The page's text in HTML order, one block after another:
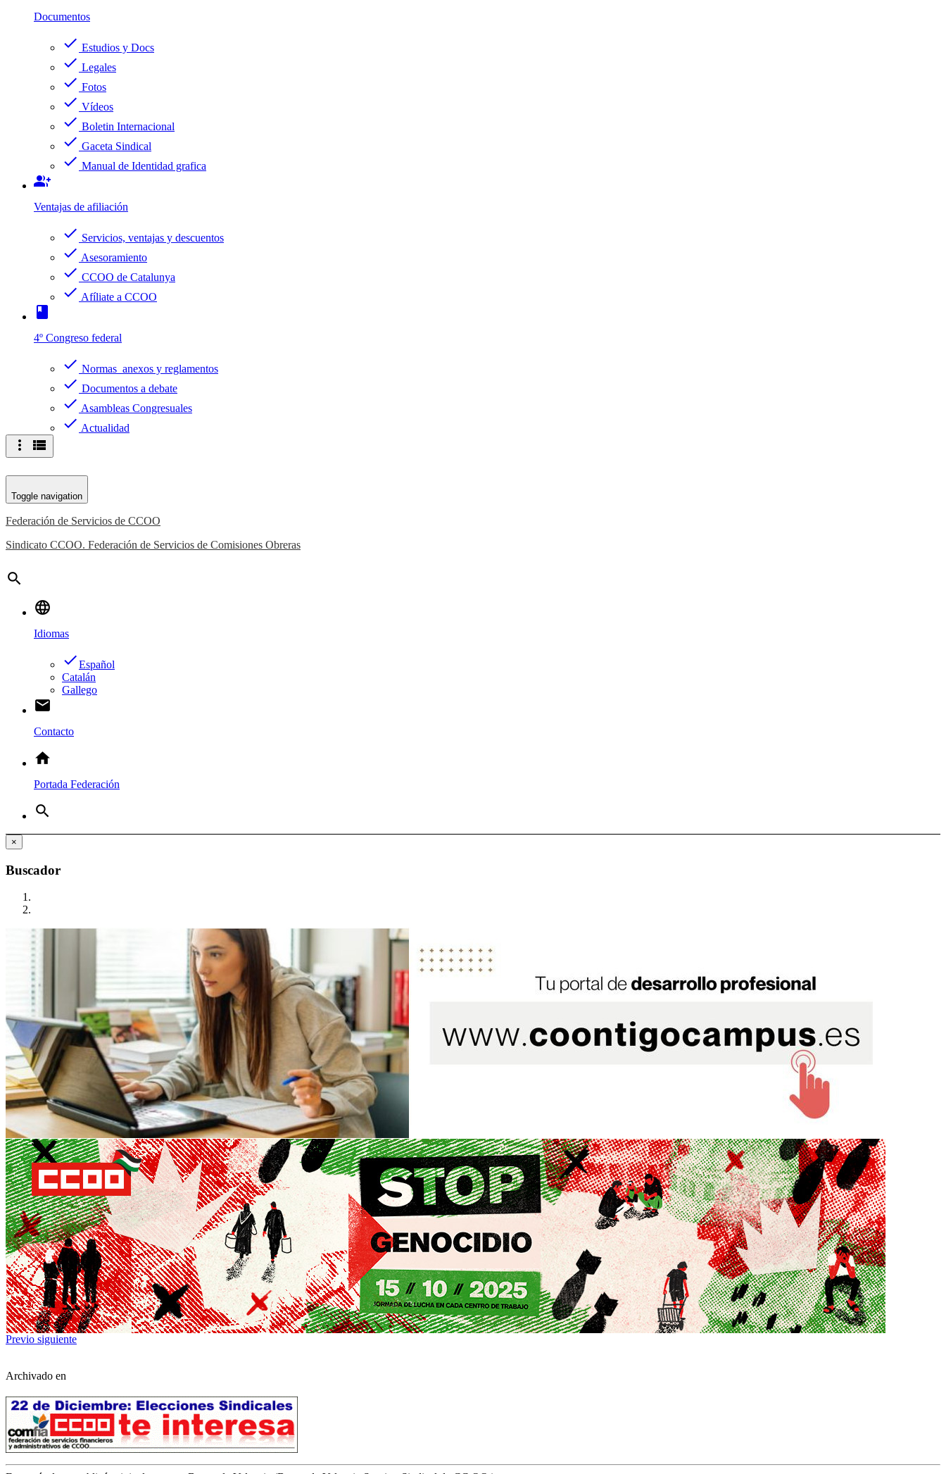
Documentos
check Estudios y Docs
check Legales
check Fotos
check Vídeos
check Boletin Internacional
check Gaceta Sindical
check Manual de Identidad grafica
group_add
Ventajas de afiliación
check Servicios, ventajas y descuentos
check Asesoramiento
check CCOO de Catalunya
check Afíliate a CCOO
book
4º Congreso federal
check Normas anexos y reglamentos
check Documentos a debate
check Asambleas Congresuales
check Actualidad
more_vert view_list
Toggle navigation
Federación de Servicios de CCOO
Sindicato CCOO. Federación de Servicios de Comisiones Obreras
search
language
Idiomas
doneEspañol
Catalán
Gallego
email
Contacto
home
Portada Federación
search
×
Buscador
Previo siguiente
Archivado en